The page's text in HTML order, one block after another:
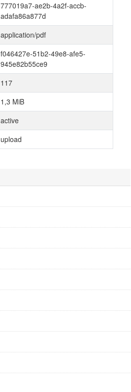
777019a7-ae2b-4a2f-accb-
adafa86a877d
application/pdf
f046427e-51b2-49e8-afe5-
945e82b55ce9
117
1,3 MiB
active
upload